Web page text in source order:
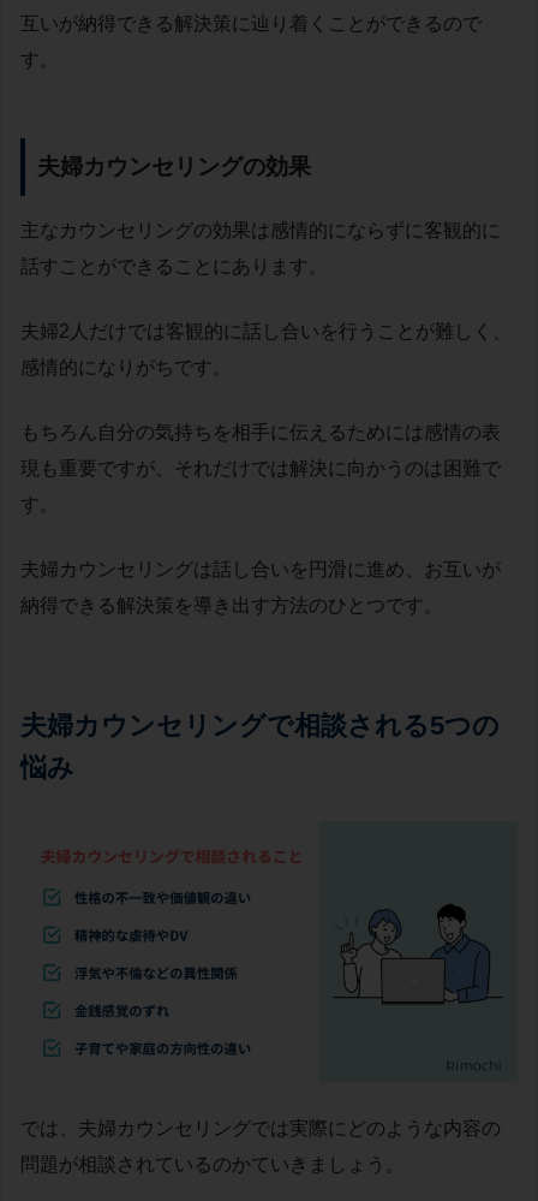
互いが納得できる解決策に辿り着くことができるので
す。
夫婦カウンセリングの効果
主なカウンセリングの効果は感情的にならずに客観的に
話すことができることにあります。
夫婦2人だけでは客観的に話し合いを行うことが難しく、
感情的になりがちです。
もちろん自分の気持ちを相手に伝えるためには感情の表
現も重要ですが、それだけでは解決に向かうのは困難で
す。
夫婦カウンセリングは話し合いを円滑に進め、お互いが
納得できる解決策を導き出す方法のひとつです。
夫婦カウンセリングで相談される5つの
悩み
では、夫婦カウンセリングでは実際にどのような内容の
問題が相談されているのかていきましょう。